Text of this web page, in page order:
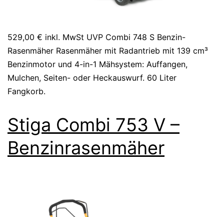
529,00 € inkl. MwSt UVP Combi 748 S Benzin-
Rasenmäher Rasenmäher mit Radantrieb mit 139 cm³
Benzinmotor und 4-in-1 Mähsystem: Auffangen,
Mulchen, Seiten- oder Heckauswurf. 60 Liter
Fangkorb.
Stiga Combi 753 V –
Benzinrasenmäher